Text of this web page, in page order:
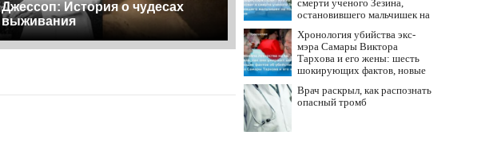
Джессоп: История о чудесах
выживания
смерти ученого Зезина,
остановившего мальчишек на
Хронология убийства экс-
мэра Самары Виктора
Тархова и его жены: шесть
шокирующих фактов, новые
Врач раскрыл, как распознать
опасный тромб